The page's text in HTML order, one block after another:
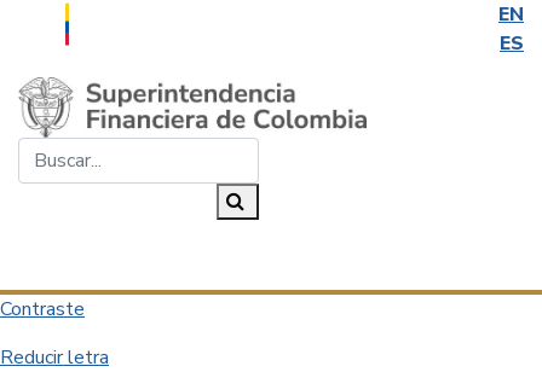
EN
ES
Saltar al contenido principal
Contraste
Reducir letra